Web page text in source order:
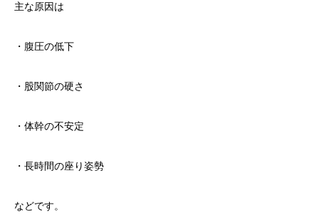
主な原因は
・腹圧の低下
・股関節の硬さ
・体幹の不安定
・長時間の座り姿勢
などです。